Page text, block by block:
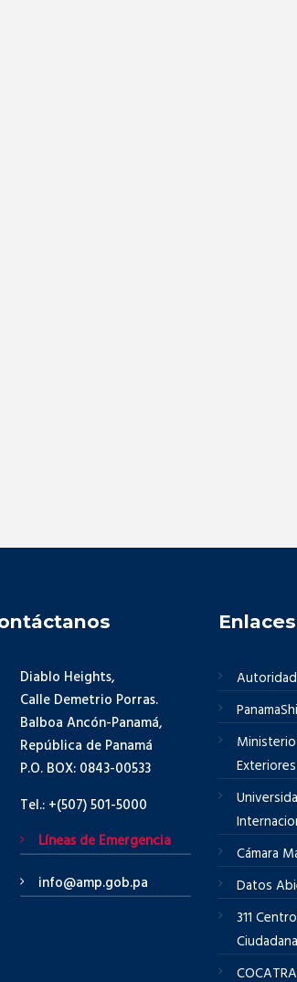
Diablo Heights,
Calle Demetrio Porras.
Balboa Ancón-Panamá,
República de Panamá
P.O. BOX: 0843-00533
Tel.: +(507) 501-5000
Líneas de Emergencia
info@amp.gob.pa
Autoridad
Exteriores
Cámara
Datos
311
Ciudadana